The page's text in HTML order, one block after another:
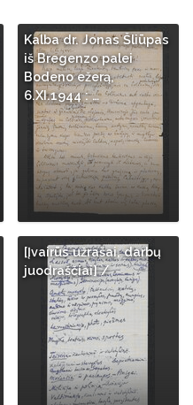
Kalba dr. Jonas Šliūpas
iš Bregenzo palei
Bodeno ežerą,
6.XI.1944 : …
[Įvairūs užrašai, darbų
juodraščiai] /